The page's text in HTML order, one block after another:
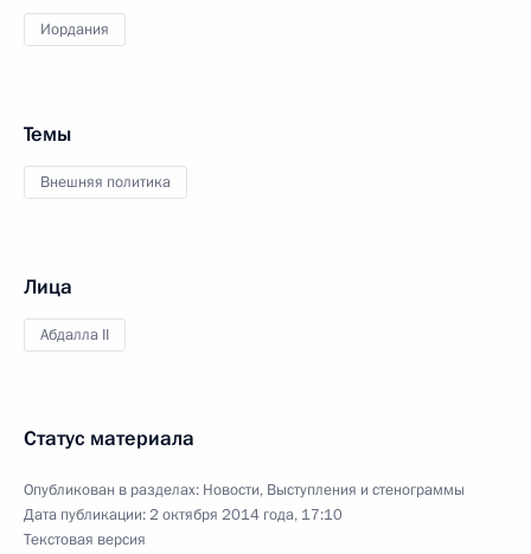
Иордания
Темы
Внешняя политика
Лица
Абдалла II
Статус материала
Опубликован в разделах: Новости, Выступления и стенограммы
Дата публикации:2 октября 2014 года, 17:10
Текстовая версия